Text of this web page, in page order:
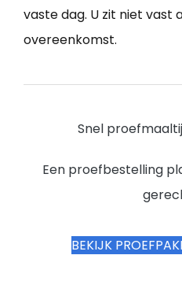
vaste dag. U zit niet vast
overeenkomst.
Snel
Een proefbestelling
BEKIJK